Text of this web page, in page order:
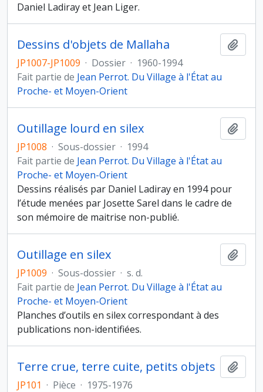
Daniel Ladiray et Jean Liger.
Dessins d'objets de Mallaha
JP1007-JP1009 · Dossier · 1960-1994
Fait partie de Jean Perrot. Du Village à l'État au
Proche- et Moyen-Orient
Outillage lourd en silex
JP1008 · Sous-dossier · 1994
Fait partie de Jean Perrot. Du Village à l'État au
Proche- et Moyen-Orient
Dessins réalisés par Daniel Ladiray en 1994 pour
l’étude menées par Josette Sarel dans le cadre de
son mémoire de maitrise non-publié.
Outillage en silex
JP1009 · Sous-dossier · s. d.
Fait partie de Jean Perrot. Du Village à l'État au
Proche- et Moyen-Orient
Planches d’outils en silex correspondant à des
publications non-identifiées.
Terre crue, terre cuite, petits objets
JP101 · Pièce · 1975-1976